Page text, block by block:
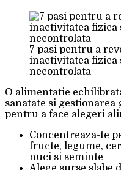
7 pasi pentru a
inactivitatea fizica
necontrolata
O alimentatie
sanatate si
pentru a face alegeri
Concentreaza-te
fructe, legume,
nuci si seminte